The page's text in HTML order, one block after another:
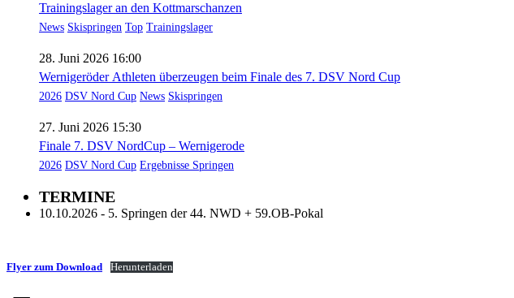
Trainingslager an den Kottmarschanzen
News Skispringen Top Trainingslager
28. Juni 2026 16:00
Wernigeröder Athleten überzeugen beim Finale des 7. DSV Nord Cup
2026 DSV Nord Cup News Skispringen
27. Juni 2026 15:30
Finale 7. DSV NordCup – Wernigerode
2026 DSV Nord Cup Ergebnisse Springen
TERMINE
10.10.2026 - 5. Springen der 44. NWD + 59.OB-Pokal
Flyer zum Download Herunterladen